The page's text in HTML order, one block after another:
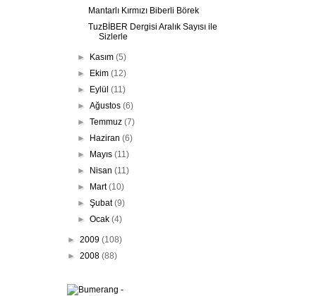
Mantarlı Kırmızı Biberli Börek
TuzBİBER Dergisi Aralık Sayısı ile
Sizlerle
► Kasım(5)
► Ekim(12)
► Eylül(11)
►Ağustos(6)
►Temmuz(7)
► Haziran(6)
► Mayıs(11)
► Nisan(11)
► Mart(10)
►Şubat(9)
►Ocak(4)
► 2009 (108)
► 2008 (88)